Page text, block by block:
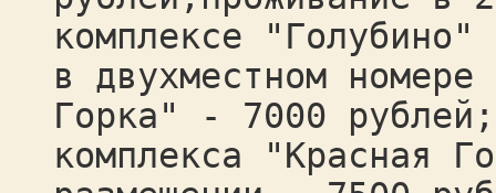
комплексе
в двухместном
Горка" - 7000 рублей;
комплекса "Красная